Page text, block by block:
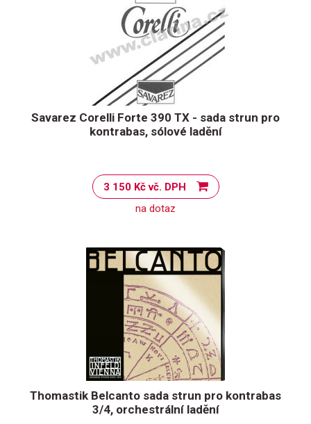
Savarez Corelli Forte 390 TX - sada strun pro
kontrabas, sólové ladění
3 150 Kč vč. DPH
na dotaz
Thomastik Belcanto sada strun pro kontrabas
3/4, orchestrální ladění